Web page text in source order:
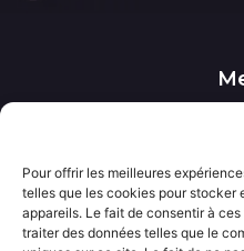
Pour offrir les meilleures
telles que les cookies pour stocker
appareils. Le fait de consentir à
traiter des données telles que le
•••
•••
•••